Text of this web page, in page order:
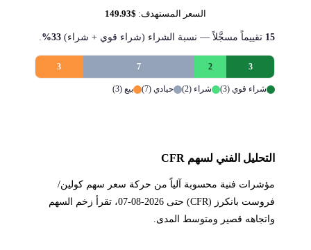
السعر المستهدف: $149.93
15تقييماً مسجَّلاً — نسبة الشراء (شراء قوي + شراء) 33%
.
3
2
7
3
شراء قوي (3) شراء (2) حيادي (7) بيع (3)
التحليل الفني لسهم CFR
مؤشرات فنية محسوبة آلياً من حركة سعر سهم كولين/
فروست بانكرز (CFR) حتى 2026-08-07، تقرأ زخم السهم
واتجاهه قصير ومتوسط المدى.